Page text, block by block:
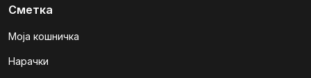
Сметка
Моја кошничка
Нарачки